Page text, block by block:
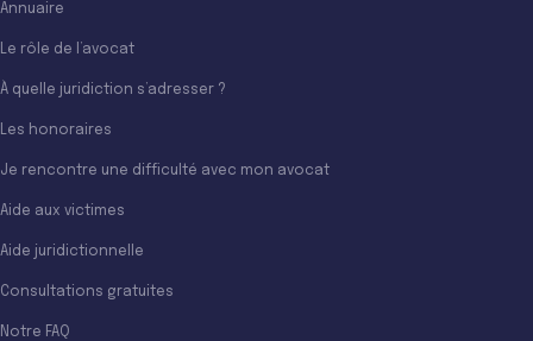
Annuaire
Le rôle de l’avocat
À quelle juridiction s’adresser ?
Les honoraires
Je rencontre une difficulté avec mon avocat
Aide aux victimes
Aide juridictionnelle
Consultations gratuites
Notre FAQ